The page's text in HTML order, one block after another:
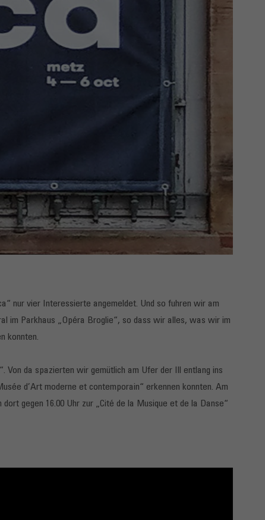
nur vier Interessierte angemeldet. Und so fuhren wir am
im Parkhaus „Opéra Broglie“, so dass wir alles, was wir im
konnten.
Von da spazierten wir gemütlich am Ufer der Ill entlang ins
d’Art moderne et contemporain“ erkennen konnten. Am
gegen 16.00 Uhr zur „Cité de la Musique et de la Danse“